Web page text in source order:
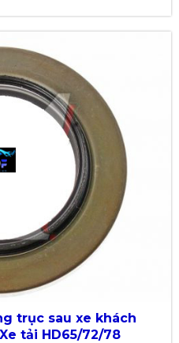
trục sau xe khách
tải HD65/72/78